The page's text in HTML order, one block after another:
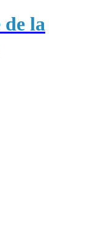
de la